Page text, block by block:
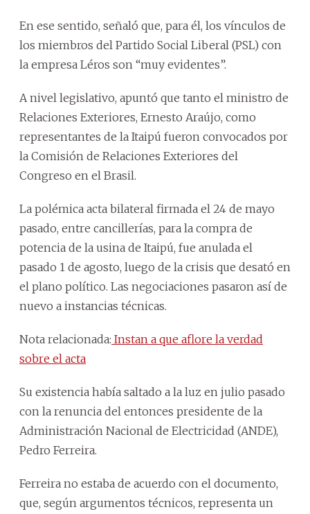
En ese sentido, señaló que, para él, los vínculos de
los miembros del Partido Social Liberal (PSL) con
la empresa Léros son “muy evidentes”.
A nivel legislativo, apuntó que tanto el ministro de
Relaciones Exteriores, Ernesto Araújo, como
representantes de la Itaipú fueron convocados por
la Comisión de Relaciones Exteriores del
Congreso en el Brasil.
La polémica acta bilateral firmada el 24 de mayo
pasado, entre cancillerías, para la compra de
potencia de la usina de Itaipú, fue anulada el
pasado 1 de agosto, luego de la crisis que desató en
el plano político. Las negociaciones pasaron así de
nuevo a instancias técnicas.
Nota relacionada: Instan a que aflore la verdad
sobre el acta
Su existencia había saltado a la luz en julio pasado
con la renuncia del entonces presidente de la
Administración Nacional de Electricidad (ANDE),
Pedro Ferreira.
Ferreira no estaba de acuerdo con el documento,
que, según argumentos técnicos, representa un